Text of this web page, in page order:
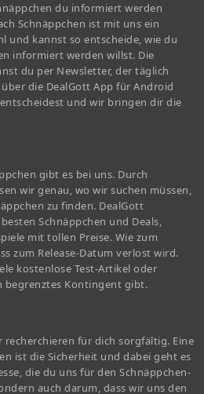
du informiert werden
Schnäppchen ist mit uns ein
und kannst so entscheide, wie du
informiert werden willst. Die
du per Newsletter, der täglich
die DealGott App für Android
und wir bringen dir die
gibt es bei uns. Durch
wir genau, wo wir suchen müssen,
zu finden. DealGott
Schnäppchen und Deals,
mit tollen Preise. Wie zum
zum Release-Datum verlost wird.
kostenlose Test-Artikel oder
begrenztes Kontingent gibt.
recherchieren für dich sorgfältig. Eine
ist die Sicherheit und dabei geht es
die du uns für den Schnäppchen-
auch darum, dass wir uns den